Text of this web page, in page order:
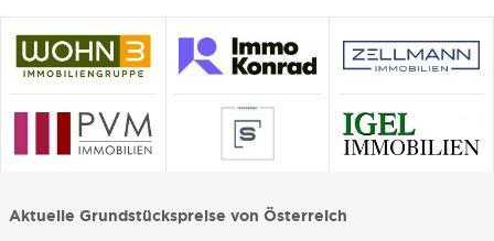
Aktuelle Grundstückspreise von Österreich